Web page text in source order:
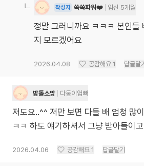
작성자 쑥쑥파워❤️ 임신 5개월
정말 그러니까요 ㅋㅋㅋ 본인들
지 모르겠어요
2026.04.08 공감해요 1 답글달기
밤톨소망 다둥이엄빠
저도요..^^ 저만 보면 다들 배 엄청 많
ㅋㅋ 하도 얘기하셔서 그냥 받아들이
2026.04.06 공감해요 1 답글달기